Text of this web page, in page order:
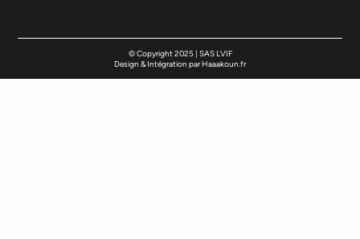
© Copyright 2025 | SAS LVIF
Design & Intégration par Haaakoun.fr